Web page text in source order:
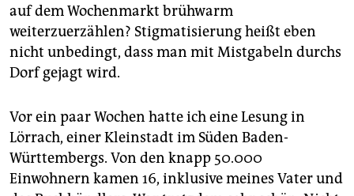
auf dem Wochenmarkt brühwarm
weiterzuerzählen? Stigmatisierung heißt eben
nicht unbedingt, dass man mit Mistgabeln durchs
Dorf gejagt wird.
Vor ein paar Wochen hatte ich eine Lesung in
Lörrach, einer Kleinstadt im Süden Baden-
Württembergs. Von den knapp 50.000
Einwohnern kamen 16, inklusive meines Vater und